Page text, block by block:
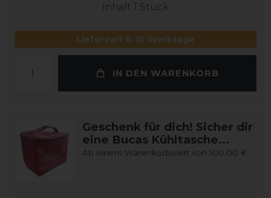
Inhalt 1 Stück
Lieferzeit 6-10 Werktage
IN DEN WARENKORB
Geschenk für dich! Sicher dir
eine Bucas Kühltasche...
Ab einem Warenkorbwert von 100,00 €